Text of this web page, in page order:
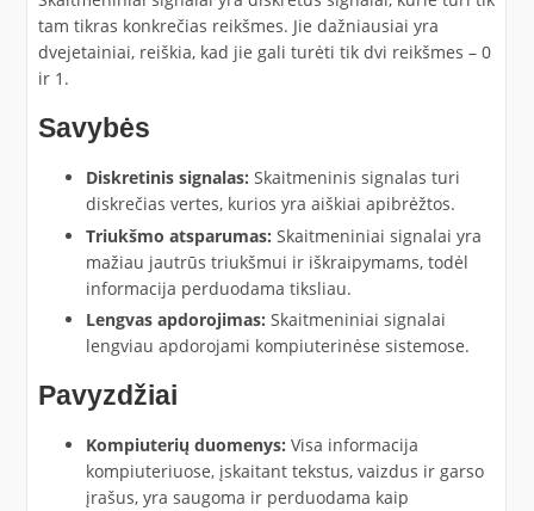
tam tikras konkrečias reikšmes. Jie dažniausiai yra
dvejetainiai, reiškia, kad jie gali turėti tik dvi reikšmes – 0
ir 1.
Savybės
Diskretinis signalas: Skaitmeninis signalas turi
diskrečias vertes, kurios yra aiškiai apibrėžtos.
Triukšmo atsparumas: Skaitmeniniai signalai yra
mažiau jautrūs triukšmui ir iškraipymams, todėl
informacija perduodama tiksliau.
Lengvas apdorojimas: Skaitmeniniai signalai
lengviau apdorojami kompiuterinėse sistemose.
Pavyzdžiai
Kompiuterių duomenys: Visa informacija
kompiuteriuose, įskaitant tekstus, vaizdus ir garso
įrašus, yra saugoma ir perduodama kaip